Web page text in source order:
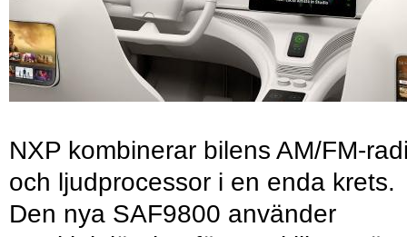
NXP kombinerar bilens AM/FM-
och ljudprocessor i en enda krets.
Den nya SAF9800 använder